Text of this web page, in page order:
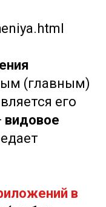
(главным)
его
видовое
в